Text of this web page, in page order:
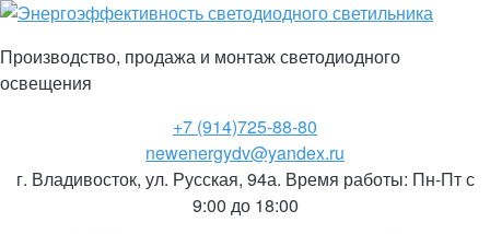
Производство, продажа и монтажсветодиодного
освещения
+7 (914)725-88-80
newenergydv@yandex.ru
г. Владивосток, ул. Русская, 94а. Время работы: Пн-Пт с
9:00 до 18:00